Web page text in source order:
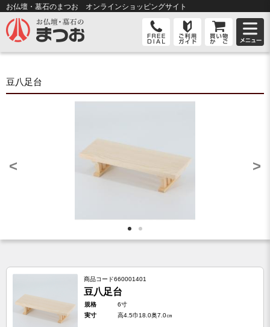
お仏壇・墓石のまつお オンラインショッピングサイト
豆八足台
< >
商品コード660001401
豆八足台
規格
6寸
実寸
高4.5巾18.0奥7.0㎝